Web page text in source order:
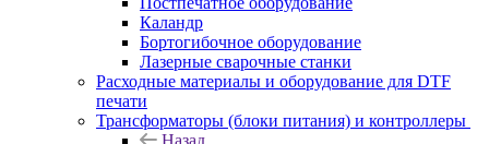
Каландр
Бортогибочное оборудование
Лазерные сварочные станки
Расходные материалы и оборудование для DTF
печати
Трансформаторы (блоки питания) и контроллеры